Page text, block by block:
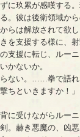
に玖累が感嘆する
。彼は後衛領域から
らは解放されて欲
を支援する様に、
支援に転じ、ルーニ
かないか。
ない。……拳で語れ
ちといきますか！」
に受けながらルー
。赫き悪魔の、凶